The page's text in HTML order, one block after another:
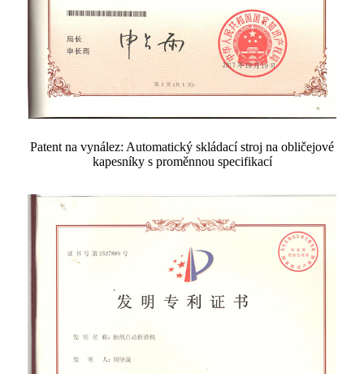
Patent na vynález: Automatický skládací stroj na obličejové
kapesníky s proměnnou specifikací